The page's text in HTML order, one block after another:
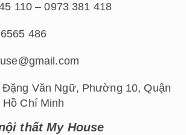
110 – 0973 381 418
486
Đặng Văn Ngữ, Phường 10, Quận
Chí Minh
thất My House